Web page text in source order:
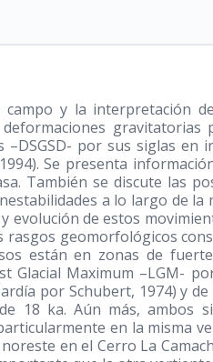
campo y la interpretación
gravitatorias
–DSGSD- por sus siglas
. Se presenta
También se discute las
a lo largo de
evolución de estos
geomorfológicos
están en zonas de
Glacial Maximum –LGM-
por Schubert, 1974) y
18 ka. Aún más, ambos
en la misma
en el Cerro La